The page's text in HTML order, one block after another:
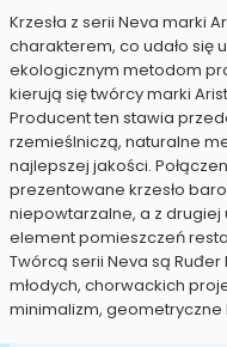
Krzesła z serii Neva marki
charakterem, co udało się
ekologicznym metodom
kierują się twórcy marki
Producent ten stawia
rzemieślniczą, naturalne
najlepszej jakości.
prezentowane krzesło
niepowtarzalne, a z
element pomieszczeń
Twórcą serii Neva są
młodych, chorwackich
minimalizm, geometryczne